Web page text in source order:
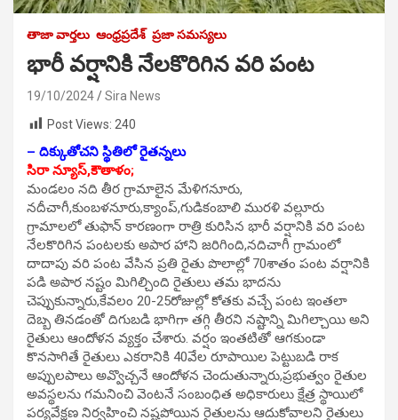
తాజా వార్తలు ఆంధ్రప్రదేశ్ ప్రజా సమస్యలు
భారీ వర్షానికి నేలకొరిగిన వరి పంట
19/10/2024
Sira News
Post Views: 240
– దిక్కుతోచని స్థితిలో రైతన్నలు
సిరా న్యూస్,కౌతాళం;
మండలం నది తీర గ్రామాలైన మేళిగనూరు,
నదీచాగీ,కుంబళనూరు,క్యాంప్,గుడికంబాలి మురళి వల్లూరు
గ్రామాలలో తుఫాన్ కారణంగా రాత్రి కురిసిన భారీ వర్షానికి వరి పంట
నేలకొరిగిన పంటలకు అపార హాని జరిగింది,నదిచాగీ గ్రామంలో
దాదాపు వరి పంట వేసిన ప్రతి రైతు పొలాల్లో 70శాతం పంట వర్షానికి
పడి అపార నష్టం మిగిల్చింది రైతులు తమ భాదను
చెప్పుకున్నారు,కేవలం 20-25రోజుల్లో కోతకు వచ్చే పంట ఇంతలా
దెబ్బ తినడంతో దిగుబడి భాగిగా తగ్గి తీరని నష్టాన్ని మిగిల్చాయి అని
రైతులు ఆందోళన వ్యక్తం చేశారు. వర్షం ఇంతటితో ఆగకుండా
కొనసాగితే రైతులు ఎకరానికి 40వేల రూపాయిల పెట్టుబడి రాక
అప్పులపాలు అవ్వొచ్చనే ఆందోళన చెందుతున్నారు,ప్రభుత్వం రైతుల
అవస్థలను గమనించి వెంటనే సంబంధిత అధికారులు క్షేత్ర స్థాయిలో
పర్యవేక్షణ నిర్వహించి నష్టపోయిన రైతులను ఆదుకోవాలని రైతులు